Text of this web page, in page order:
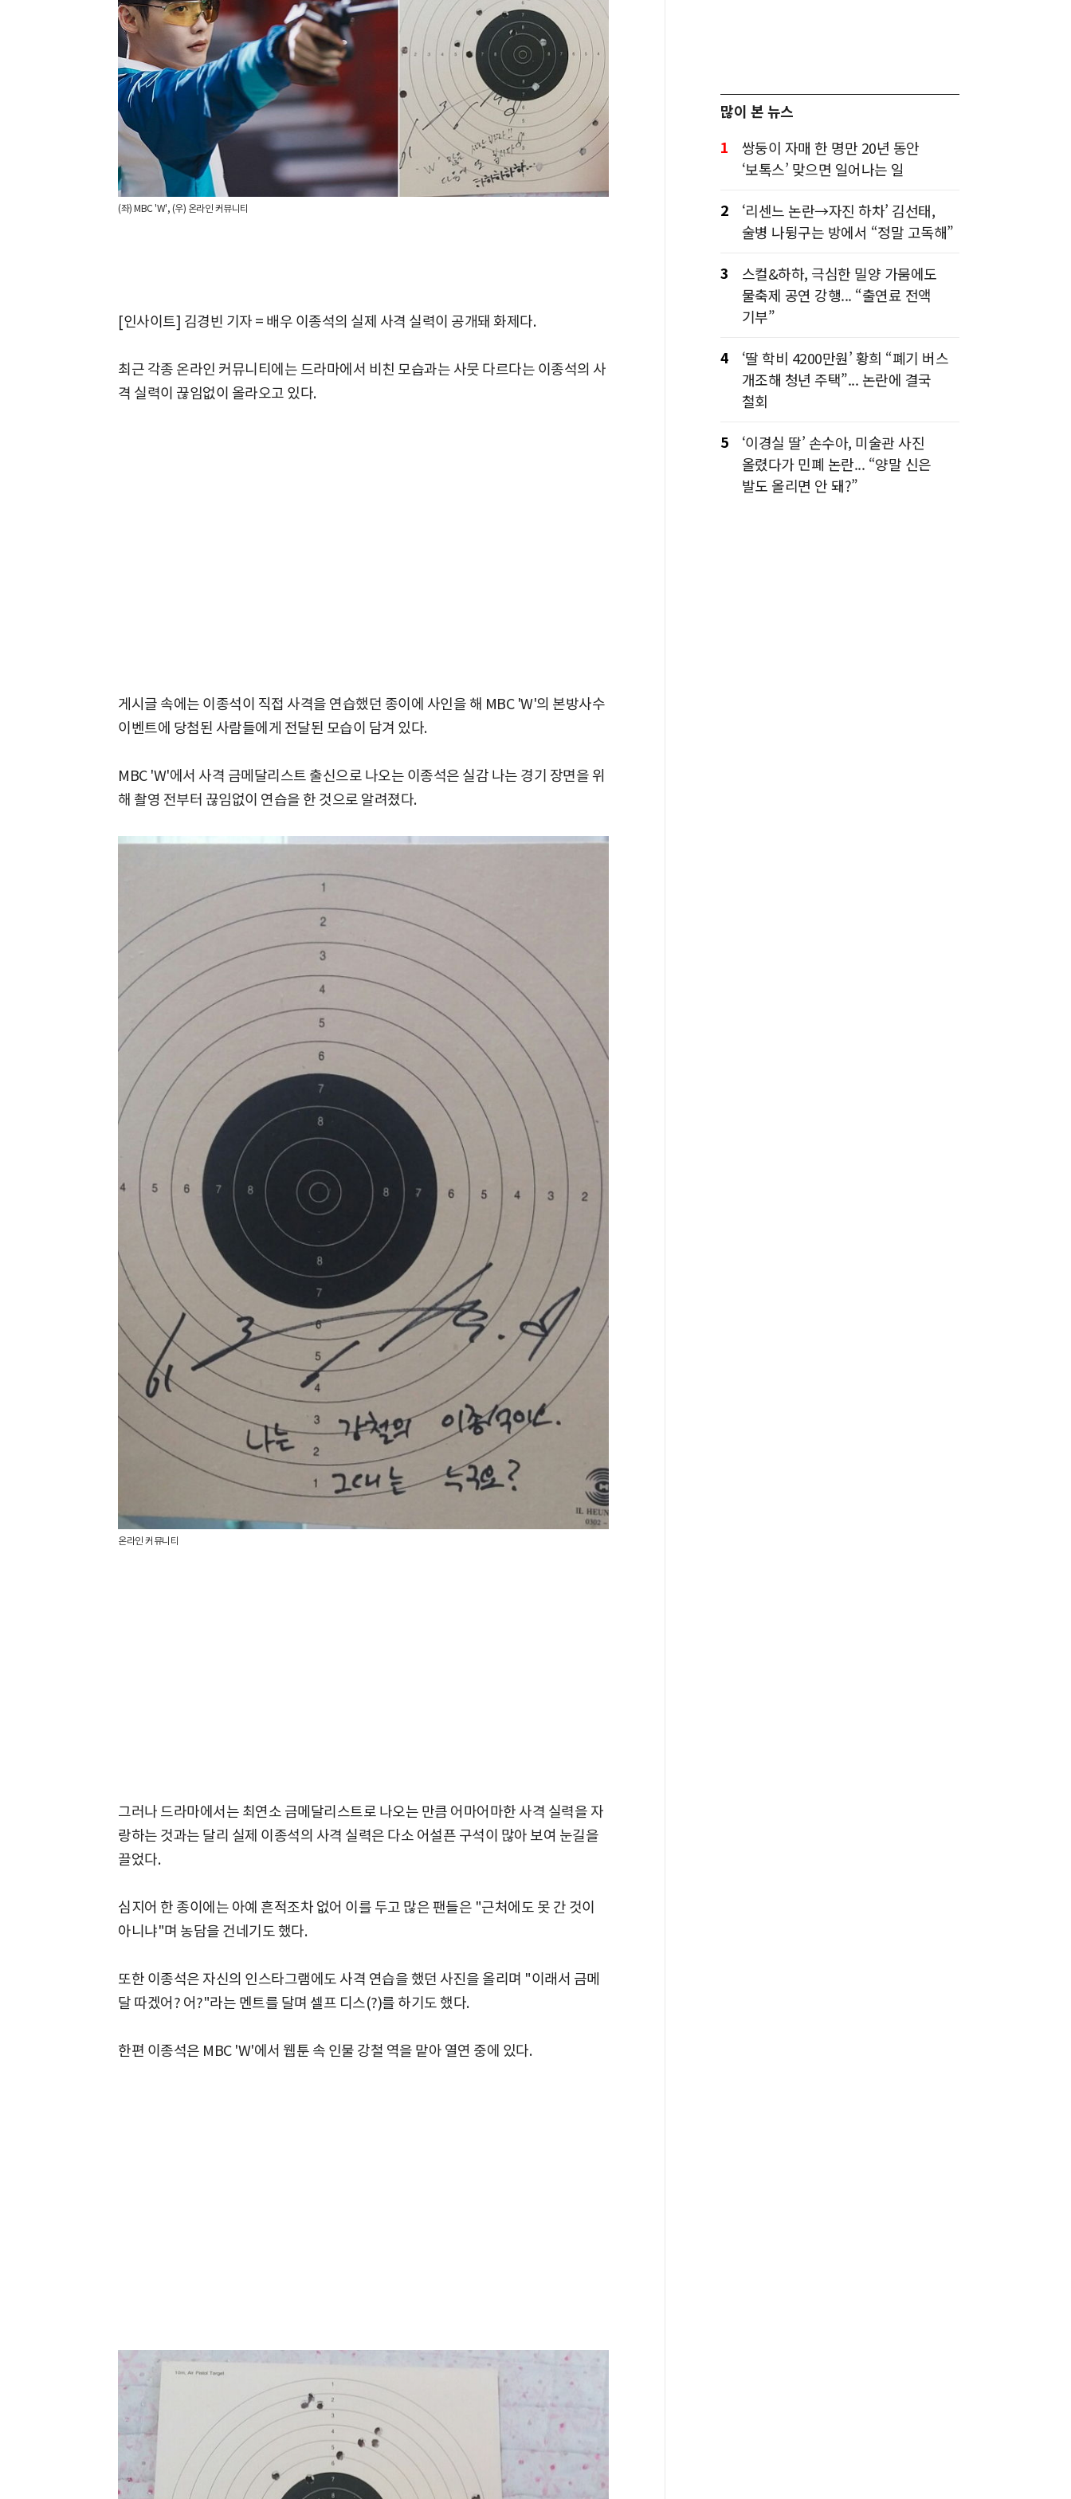
(좌) MBC 'W', (우) 온라인 커뮤니티
[인사이트] 김경빈 기자 = 배우 이종석의 실제 사격 실력이 공개돼 화제다.
최근 각종 온라인 커뮤니티에는 드라마에서 비친 모습과는 사뭇 다르다는 이종석의 사
격 실력이 끊임없이 올라오고 있다.
게시글 속에는 이종석이 직접 사격을 연습했던 종이에 사인을 해 MBC 'W'의 본방사수
이벤트에 당첨된 사람들에게 전달된 모습이 담겨 있다.
MBC 'W'에서 사격 금메달리스트 출신으로 나오는 이종석은 실감 나는 경기 장면을 위
해 촬영 전부터 끊임없이 연습을 한 것으로 알려졌다.
온라인 커뮤니티
그러나 드라마에서는 최연소 금메달리스트로 나오는 만큼 어마어마한 사격 실력을 자
랑하는 것과는 달리 실제 이종석의 사격 실력은 다소 어설픈 구석이 많아 보여 눈길을
끌었다.
심지어 한 종이에는 아예 흔적조차 없어 이를 두고 많은 팬들은 "근처에도 못 간 것이
아니냐"며 농담을 건네기도 했다.
또한 이종석은 자신의 인스타그램에도 사격 연습을 했던 사진을 올리며 "이래서 금메
달 따겠어? 어?"라는 멘트를 달며 셀프 디스(?)를 하기도 했다.
한편 이종석은 MBC 'W'에서 웹툰 속 인물 강철 역을 맡아 열연 중에 있다.
많이 본 뉴스
1
쌍둥이 자매 한 명만 20년 동안
‘보톡스’ 맞으면 일어나는 일
2
‘리센느 논란→자진 하차’ 김선태,
술병 나뒹구는 방에서 “정말 고독해”
3
스컬&하하, 극심한 밀양 가뭄에도
물축제 공연 강행... “출연료 전액
기부”
4
‘딸 학비 4200만원’ 황희 “폐기 버스
개조해 청년 주택”... 논란에 결국
철회
5
‘이경실 딸’ 손수아, 미술관 사진
올렸다가 민폐 논란... “양말 신은
발도 올리면 안 돼?”